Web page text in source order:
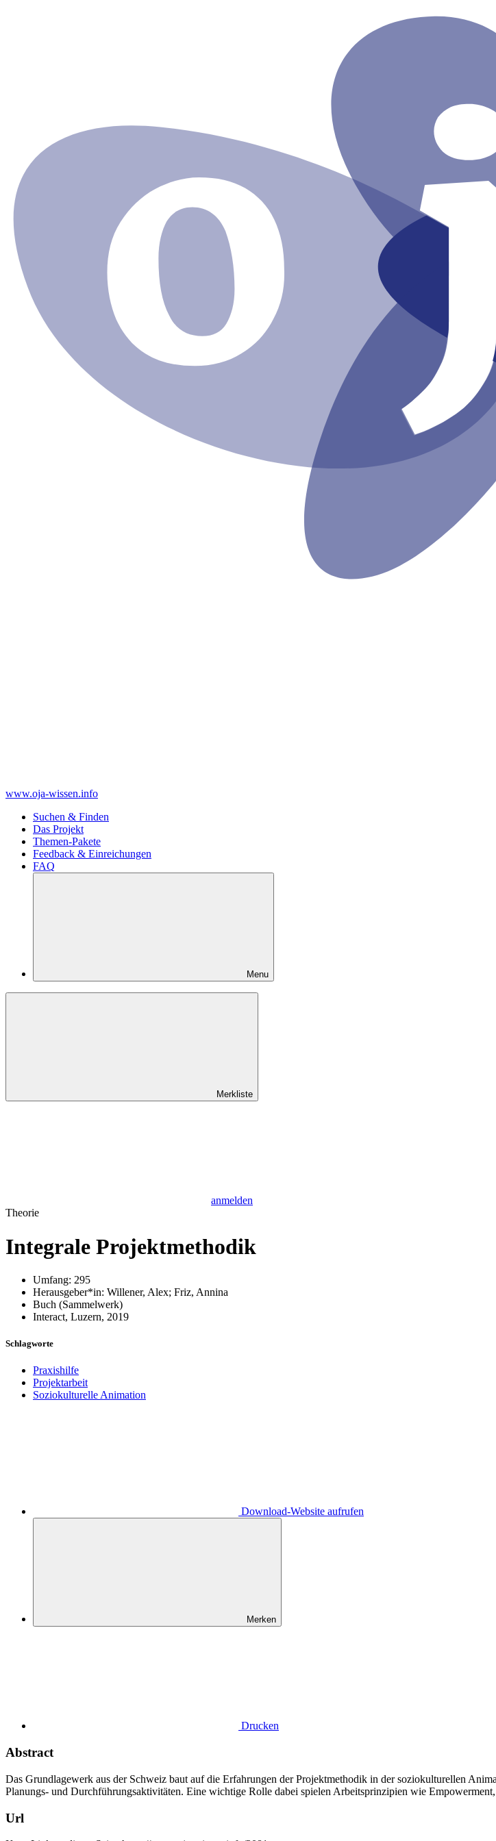
www.oja-wissen.info
Suchen & Finden
Das Projekt
Themen-Pakete
Feedback & Einreichungen
FAQ
Menu
Merkliste
anmelden
Theorie
Integrale Projektmethodik
Umfang: 295
Herausgeber*in: Willener, Alex; Friz, Annina
Buch (Sammelwerk)
Interact, Luzern, 2019
Schlagworte
Praxishilfe
Projektarbeit
Soziokulturelle Animation
Download-Website aufrufen
Merken
Drucken
Abstract
Das Grundlagewerk aus der Schweiz baut auf die Erfahrungen der Projektmethodik in der soziokulturellen
Planungs- und Durchführungsaktivitäten. Eine wichtige Rolle dabei spielen Arbeitsprinzipien wie
Url